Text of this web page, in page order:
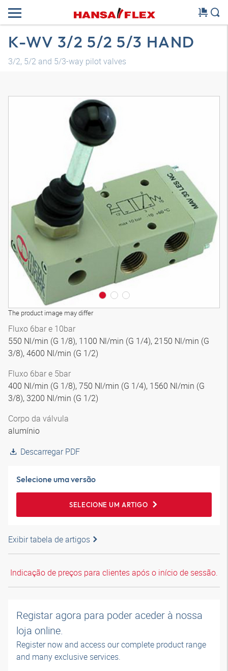
K-WV 3/2 5/2 5/3 HAND
3/2, 5/2 and 5/3-way pilot valves
The product image may differ
Modelo 3D
Fluxo 6bar e 10bar
550 Nl/min (G 1/8), 1100 Nl/min (G 1/4), 2150 Nl/min (G
3/8), 4600 Nl/min (G 1/2)
Fluxo 6bar e 5bar
400 Nl/min (G 1/8), 750 Nl/min (G 1/4), 1560 Nl/min (G
3/8), 3200 Nl/min (G 1/2)
Corpo da válvula
alumínio
Descarregar PDF
Selecione uma versão
SELECIONE UM ARTIGO
Exibir tabela de artigos
Indicação de preços para clientes após o início de sessão.
Registar agora para poder aceder à nossa
loja online.
Register now and access our complete product range
and many exclusive services.